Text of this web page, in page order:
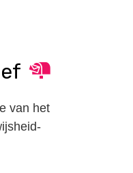
van het